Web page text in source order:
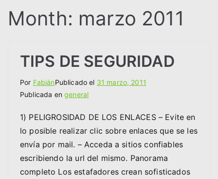
Month: marzo 2011
TIPS DE SEGURIDAD
Por FabiánPublicado el 31 marzo, 2011
Publicada engeneral
1) PELIGROSIDAD DE LOS ENLACES – Evite en
lo posible realizar clic sobre enlaces que se les
envía por mail. – Acceda a sitios confiables
escribiendo la url del mismo. Panorama
completo Los estafadores crean sofisticados